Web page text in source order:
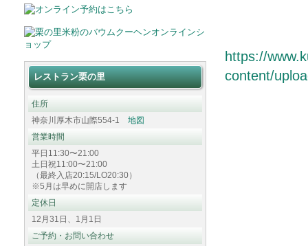
https://
content/
レストラン栗の里
住所
神奈川厚木市山際554-1 地図
営業時間
平日11:30〜21:00
土日祝11:00〜21:00
（最終入店20:15/LO20:30）
※5月は早めに開店します
定休日
12月31日、1月1日
ご予約・お問い合わせ